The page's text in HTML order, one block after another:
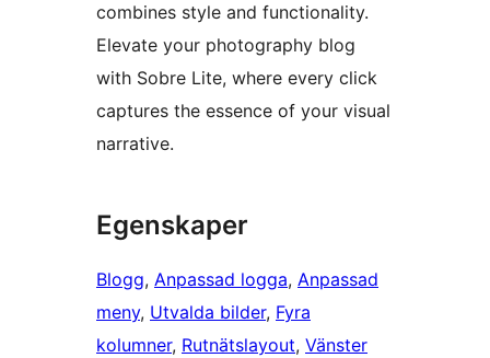
combines style and functionality.
Elevate your photography blog
with Sobre Lite, where every click
captures the essence of your visual
narrative.
Egenskaper
Blogg, Anpassad logga, Anpassad
meny, Utvalda bilder, Fyra
kolumner, Rutnätslayout, Vänster